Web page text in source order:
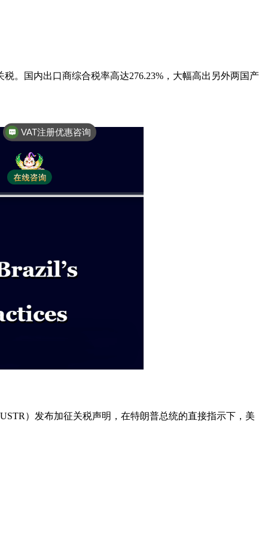
。国内出口商综合税率高达276.23%，大幅高出另外两国产
）发布加征关税声明，在特朗普总统的直接指示下，美
全球商标专利注册